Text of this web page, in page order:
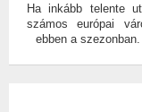
Ha inkább telente
számos európai
ebben a